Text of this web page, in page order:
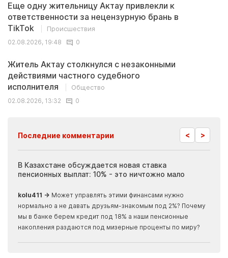
Еще одну жительницу Актау привлекли к
ответственности за нецензурную брань в
TikTok
Происшествия
02.08.2026, 19:48
0
Житель Актау столкнулся с незаконными
действиями частного судебного
исполнителя
Общество
02.08.2026, 13:32
0
Последние комментарии < >
В Казахстане обсуждается новая ставка
пенсионных выплат: 10% - это ничтожно мало
kolu411 → Может управлять этими финансами нужно
нормально а не давать друзьям-знакомым под 2%? Почему
мы в банке берем кредит под 18% а наши пенсионные
накопления раздаются под мизерные проценты по миру?